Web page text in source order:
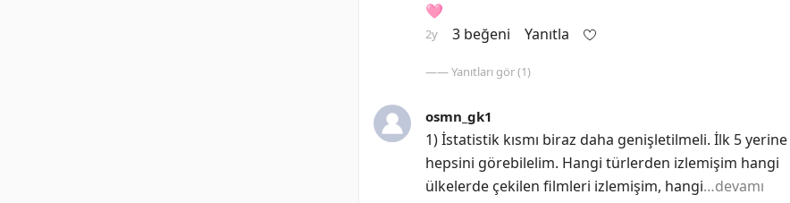
🩷
2y 3 beğeni Yanıtla
—— Yanıtları gör (1)
osmn_gk1
1) İstatistik kısmı biraz daha genişletilmeli. İlk 5 yerine
hepsini görebilelim. Hangi türlerden izlemişim hangi
ülkelerde çekilen filmleri izlemişim, hangi…devamı